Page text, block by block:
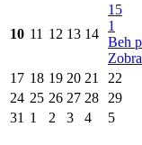
10 11 12 13 14
15
1
Beh
17 18 19 20 21 22
24 25 26 27 28 29
31 1 2 3 4 5